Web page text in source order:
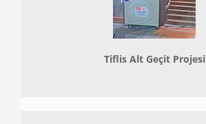
Tiflis Alt Geçit Projesi